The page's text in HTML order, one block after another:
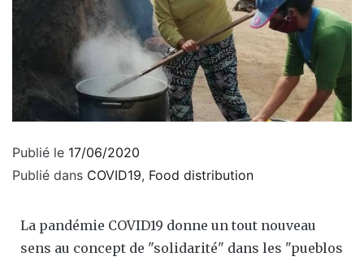
Publié le 17/06/2020
Publié dans COVID19, Food distribution
La pandémie COVID19 donne un tout nouveau
sens au concept de "solidarité" dans les "pueblos